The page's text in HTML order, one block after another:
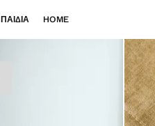
ΠΑΙΔΙΆ HOME